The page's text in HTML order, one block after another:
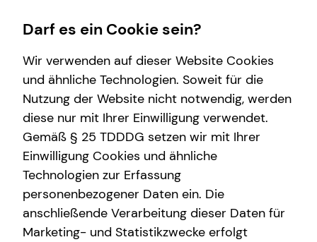
Karriere
Praktikum
Karrierechancen
Trainee
Direkteinstieg
Finanzberatung
Investment
Kapitalanlage Immobilien
Altersvorsorge
Videoberatung
Service
Kundenportal
Schadenabwicklung
Wissenswertes
Über tecis
Podcast
Henrik Pfarr
Repräsentanzleiter
E-Mail Anruf
Darf es ein Cookie sein?
Wir verwenden auf dieser Website Cookies
und ähnliche Technologien. Soweit für die
Nutzung der Website nicht notwendig, werden
diese nur mit Ihrer Einwilligung verwendet.
Gemäß § 25 TDDDG setzen wir mit Ihrer
Einwilligung Cookies und ähnliche
Technologien zur Erfassung
personenbezogener Daten ein. Die
anschließende Verarbeitung dieser Daten für
Marketing- und Statistikzwecke erfolgt